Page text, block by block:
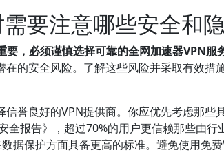
要注意哪些安全和
，必须谨慎选择可靠的全网加速器VPN服
的安全风险。了解这些风险并采取有效措
誉良好的VPN提供商。你应优先考虑那些
全报告》，超过70%的用户更信赖那些由行
据保护方面具备更高的标准。避免使用免